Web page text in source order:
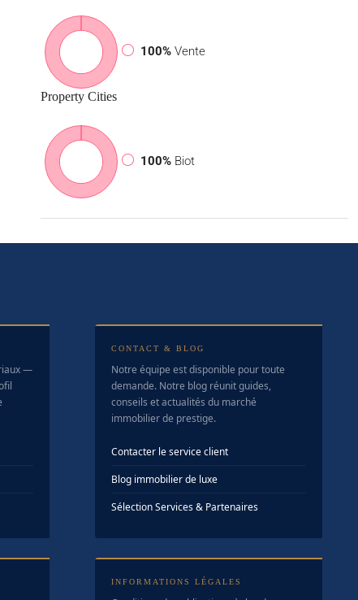
100% Vente
PropertyCities
100% Biot
—
CONTACT & BLOG
Notre équipe est disponible pour toute
demande. Notre blog réunit guides,
conseils et actualités du marché
immobilier de prestige.
Contacter le service client
Blog immobilier de luxe
Sélection Services & Partenaires
INFORMATIONS LÉGALES